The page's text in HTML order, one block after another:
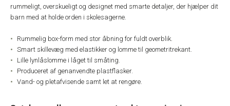
rummeligt, overskueligt og designet med smarte detaljer, der hjælper dit
barn med at holde orden i skolesagerne.
Rummelig box-form med stor åbning for fuldt overblik.
Smart skillevæg med elastikker og lomme til geometritrekant.
Lille lynlåslomme i låget til småting.
Produceret af genanvendte plastflasker.
Vand- og pletafvisende samt let at rengøre.